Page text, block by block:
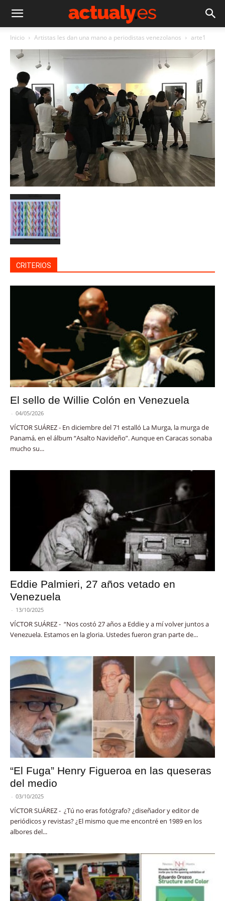
Inicio Artistas les dan una mano a periodistas venezolanos arte1
CRITERIOS
El sello de Willie Colón en Venezuela
- 04/05/2026
VÍCTOR SUÁREZ - En diciembre del 71 estalló La Murga, la murga de
Panamá, en el álbum “Asalto Navideño”. Aunque en Caracas sonaba
mucho su...
Eddie Palmieri, 27 años vetado en
Venezuela
- 13/10/2025
VÍCTOR SUÁREZ - “Nos costó 27 años a Eddie y a mí volver juntos a
Venezuela. Estamos en la gloria. Ustedes fueron gran parte de...
“El Fuga” Henry Figueroa en las queseras
del medio
- 03/10/2025
VÍCTOR SUÁREZ - ¿Tú no eras fotógrafo? ¿diseñador y editor de
periódicos y revistas? ¿El mismo que me encontré en 1989 en los
albores del...